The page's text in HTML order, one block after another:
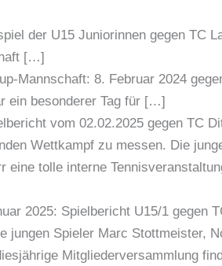
der U15 Juniorinnen gegen TC
[…]
Mannschaft: 8. Februar 2024
ein besonderer Tag für […]
vom 02.02.2025 gegen TC
Wettkampf zu messen. Die
tolle interne
2025: Spielbericht U15/1 gegen
jungen Spieler Marc Stottmeister,
Mitgliederversammlung